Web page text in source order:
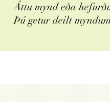
Áttu mynd eða
Þú getur deilt